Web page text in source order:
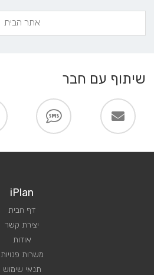
אתר הבית
שיתוף עם חבר
iPlan
דף הבית
יצירת קשר
אודות
משרות פנויות
תנאי שימוש